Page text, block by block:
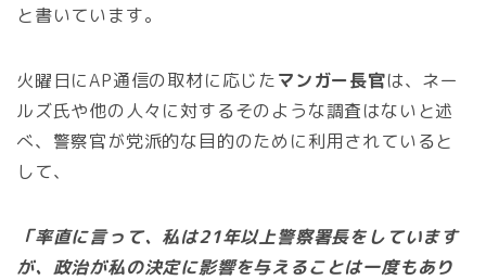
と書いています。
火曜日にAP通信の取材に応じたマンガー長官は、ネー
ルズ氏や他の人々に対するそのような調査はないと述
べ、警察官が党派的な目的のために利用されていると
して、
「率直に言って、私は21年以上警察署長をしています
が、政治が私の決定に影響を与えることは一度もあり